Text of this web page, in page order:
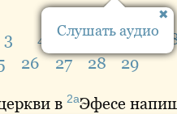
3 4 5 6 7
26 27 28 29
в 2аЭфесе
Слушать аудио